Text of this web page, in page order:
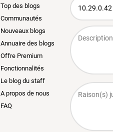
Top des blogs
Communautés
Nouveaux blogs
Annuaire des blogs
Offre Premium
Fonctionnalités
Le blog du staff
A propos de nous
FAQ